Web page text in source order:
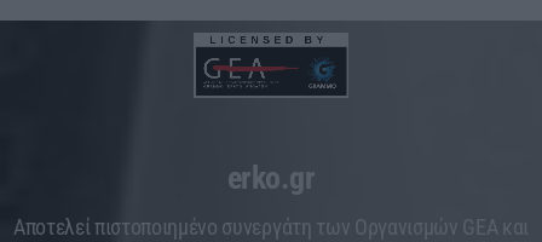
erko.gr
Aποτελεί πιστοποιημένο συνεργάτη των Οργανισμών GEA και